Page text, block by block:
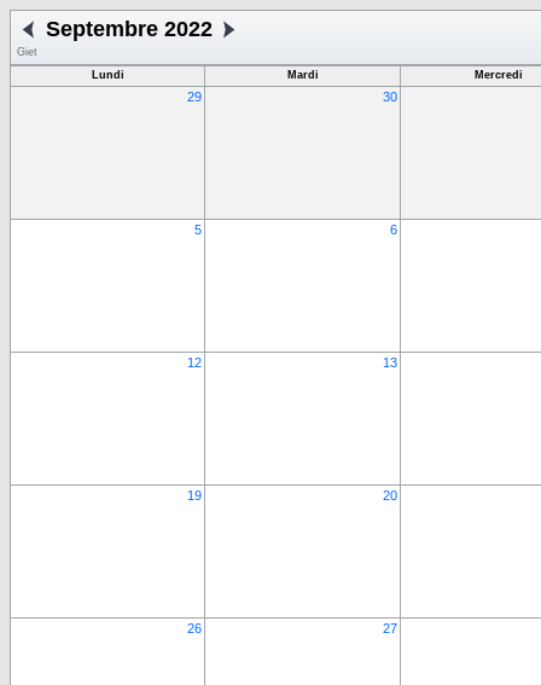
Septembre 2022
Giet
Lundi
Mardi Mercredi
29 30
5 6
12 13
19 20
26 27